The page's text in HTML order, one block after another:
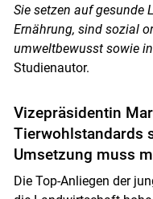
Sie setzen auf gesunde
Ernährung, sind sozial
umweltbewusst sowie
Studienautor.
Vizepräsidentin
Tierwohlstandards
Umsetzung muss
Die Top-Anliegen der